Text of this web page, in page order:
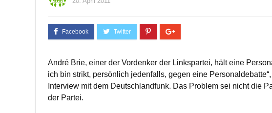
André Brie, einer der Vordenker der Linkspartei, hält eine
ich bin strikt, persönlich jedenfalls, gegen eine
Interview mit dem Deutschlandfunk. Das Problem sei nicht die
der Partei.